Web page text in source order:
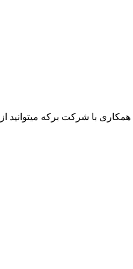
با شرکت برکه میتوانید